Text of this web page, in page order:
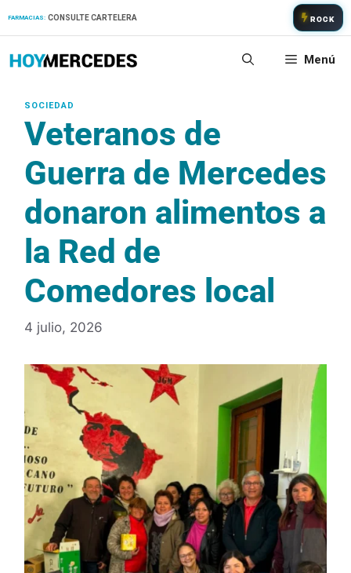
FARMACIAS: CONSULTE CARTELERA ROCK
Menú
Veteranos de
Guerra de Mercedes
donaron alimentos a
la Red de
Comedores local
4 julio, 2026